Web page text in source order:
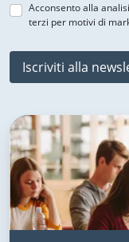
Acconsento alla
terzi per motivi di
Iscriviti alla